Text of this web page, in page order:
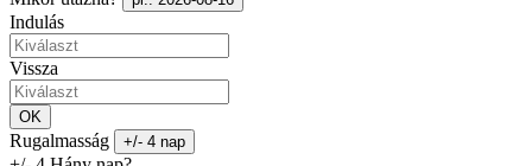
Indulás
Vissza
OK
Rugalmasság +/- 4 nap